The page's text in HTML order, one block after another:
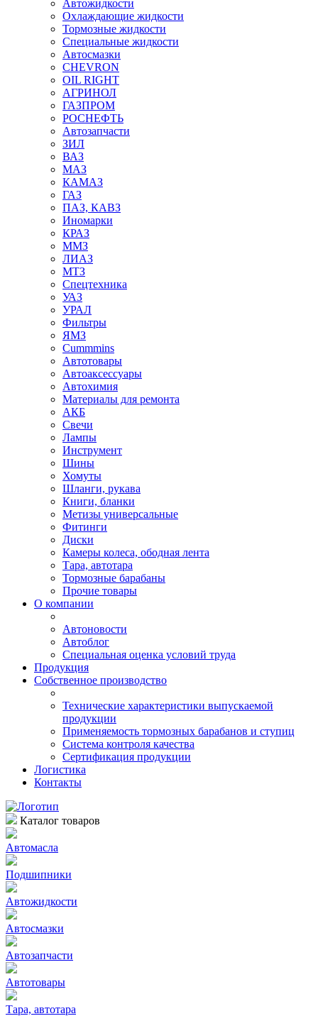
Автожидкости
Охлаждающие жидкости
Тормозные жидкости
Специальные жидкости
Автосмазки
CHEVRON
OIL RIGHT
АГРИНОЛ
ГАЗПРОМ
РОСНЕФТЬ
Автозапчасти
ЗИЛ
ВАЗ
МАЗ
КАМАЗ
ГАЗ
ПАЗ, КАВЗ
Иномарки
КРАЗ
ММЗ
ЛИАЗ
МТЗ
Спецтехника
УАЗ
УРАЛ
Фильтры
ЯМЗ
Cummmins
Автотовары
Автоаксессуары
Автохимия
Материалы для ремонта
АКБ
Свечи
Лампы
Инструмент
Шины
Хомуты
Шланги, рукава
Книги, бланки
Метизы универсальные
Фитинги
Диски
Камеры колеса, ободная лента
Тара, автотара
Тормозные барабаны
Прочие товары
О компании
Автоновости
Автоблог
Специальная оценка условий труда
Продукция
Собственное производство
Технические характеристики выпускаемой
продукции
Применяемость тормозных барабанов и ступиц
Система контроля качества
Сертификация продукции
Логистика
Контакты
Каталог товаров
Автомасла
Подшипники
Автожидкости
Автосмазки
Автозапчасти
Автотовары
Тара, автотара